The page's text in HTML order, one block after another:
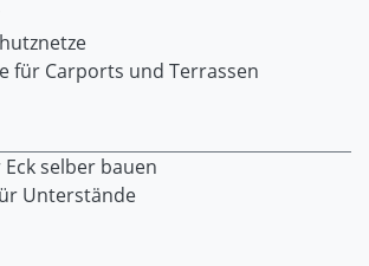
für Carports und Terrassen
selber bauen
Unterstände